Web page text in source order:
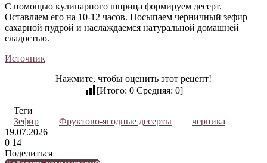
С помощью кулинарного шприца формируем десерт.
Оставляем его на 10-12 часов. Посыпаем черничный зефир
сахарной пудрой и наслаждаемся натуральной домашней
сладостью.
Источник
Нажмите, чтобы оценить этот рецепт!
[Итого: 0Средняя: 0]
Теги
Зефир
Фруктово-ягодные десерты
черника
19.07.2026
0 14
Поделиться